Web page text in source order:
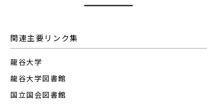
関連主要リンク集
龍谷大学
龍谷大学図書館
国立国会図書館